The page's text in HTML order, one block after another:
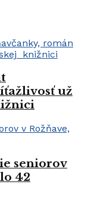
už
seniorov
42